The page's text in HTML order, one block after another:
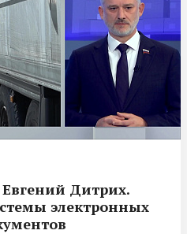
Евгений Дитрих.
электронных